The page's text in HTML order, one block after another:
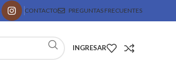
CONTACTO PREGUNTAS FRECUENTES
INGRESAR